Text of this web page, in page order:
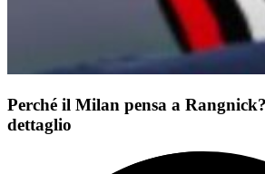
Perché il Milan pensa a
dettaglio